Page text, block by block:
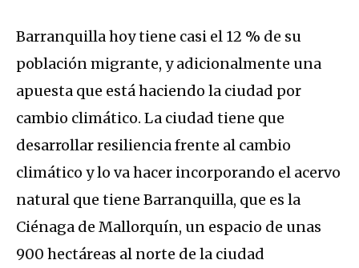
Barranquilla hoy tiene casi el 12 % de su
población migrante, y adicionalmente una
apuesta que está haciendo la ciudad por
cambio climático. La ciudad tiene que
desarrollar resiliencia frente al cambio
climático y lo va hacer incorporando el acervo
natural que tiene Barranquilla, que es la
Ciénaga de Mallorquín, un espacio de unas
900 hectáreas al norte de la ciudad